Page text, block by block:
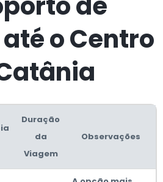
o Centro
Duração
da
Viagem
Observações